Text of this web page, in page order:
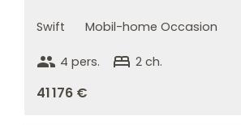
Swift Mobil-home Occasion
group 4 pers. bed 2 ch.
41 176 €